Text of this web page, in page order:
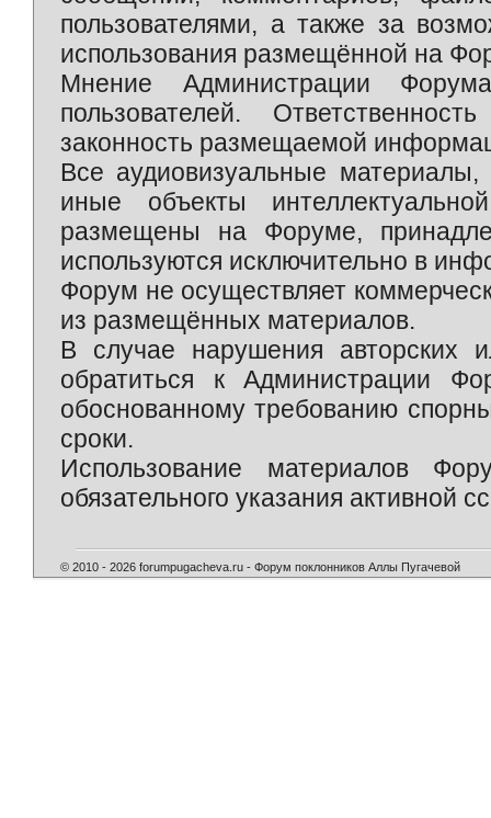
пользователями, а также за
использования размещённой на
Мнение Администрации
пользователей.
законность размещаемой
Все аудиовизуальные
иные объекты
размещены на Форуме,
используются исключительно в
Форум не осуществляет
из размещённых материалов.
В случае нарушения авторских
обратиться к Администрации
обоснованному требованию
сроки.
Использование материалов
обязательного указания активной
© 2010 - 2026 forumpugacheva.ru - Форум поклонников Аллы Пугачевой